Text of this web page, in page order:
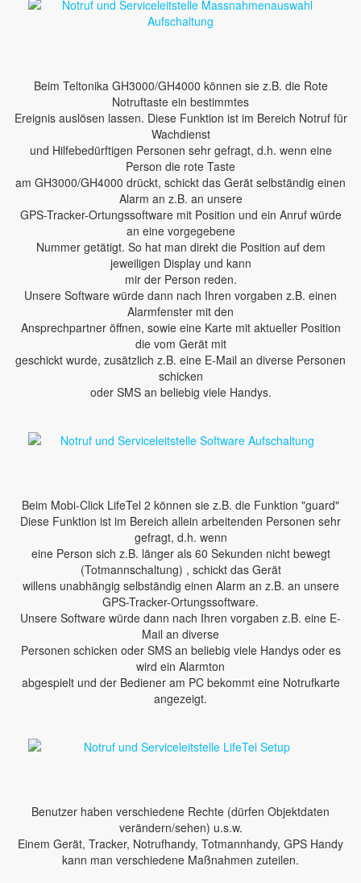
Beim Teltonika GH3000/GH4000 können sie z.B. die Rote
Notruftaste ein bestimmtes
Ereignis auslösen lassen. Diese Funktion ist im Bereich Notruf für
Wachdienst
und Hilfebedürftigen Personen sehr gefragt, d.h. wenn eine
Person die rote Taste
am GH3000/GH4000 drückt, schickt das Gerät selbständig einen
Alarm an z.B. an unsere
GPS-Tracker-Ortungssoftware mit Position und ein Anruf würde
an eine vorgegebene
Nummer getätigt. So hat man direkt die Position auf dem
jeweiligen Display und kann
mir der Person reden.
Unsere Software würde dann nach Ihren vorgaben z.B. einen
Alarmfenster mit den
Ansprechpartner öffnen, sowie eine Karte mit aktueller Position
die vom Gerät mit
geschickt wurde, zusätzlich z.B. eine E-Mail an diverse Personen
schicken
oder SMS an beliebig viele Handys.
Beim Mobi-Click LifeTel 2 können sie z.B. die Funktion "guard"
Diese Funktion ist im Bereich allein arbeitenden Personen sehr
gefragt, d.h. wenn
eine Person sich z.B. länger als 60 Sekunden nicht bewegt
(Totmannschaltung) , schickt das Gerät
willens unabhängig selbständig einen Alarm an z.B. an unsere
GPS-Tracker-Ortungssoftware.
Unsere Software würde dann nach Ihren vorgaben z.B. eine E-
Mail an diverse
Personen schicken oder SMS an beliebig viele Handys oder es
wird ein Alarmton
abgespielt und der Bediener am PC bekommt eine Notrufkarte
angezeigt.
Benutzer haben verschiedene Rechte (dürfen Objektdaten
verändern/sehen) u.s.w.
Einem Gerät, Tracker, Notrufhandy, Totmannhandy, GPS Handy
kann man verschiedene Maßnahmen zuteilen.